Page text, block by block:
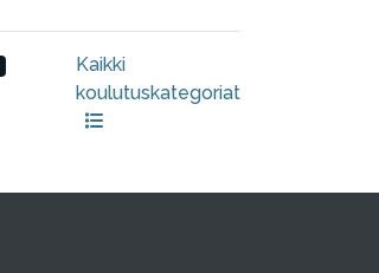
Kaikki
koulutuskategoriat